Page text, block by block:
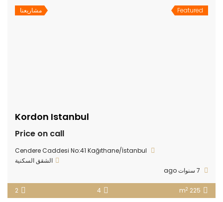
Featured مشاريعنا
Kordon Istanbul
Price on call
Cendere Caddesi No:41 Kağıthane/İstanbul
الشقق السكنية
225 m
2
4
2